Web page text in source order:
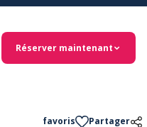
Réserver maintenant
favoris Partager